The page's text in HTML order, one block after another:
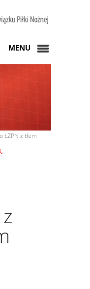
MENU
ŁZPN z tłem
,